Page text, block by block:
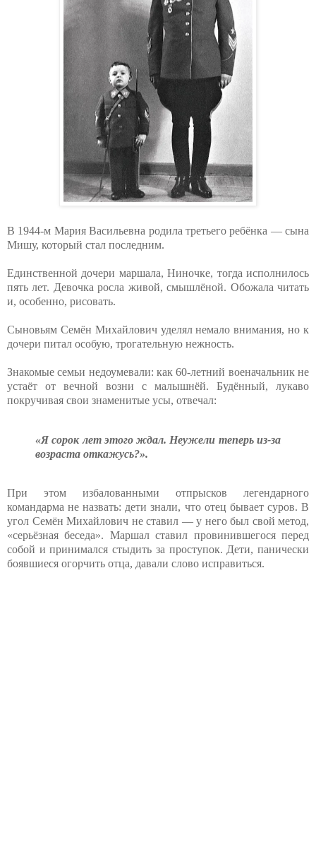
В 1944-м Мария Васильевна родила третьего ребёнка — сына
Мишу, который стал последним.
Единственной дочери маршала, Ниночке, тогда исполнилось
пять лет. Девочка росла живой, смышлёной. Обожала читать
и, особенно, рисовать.
Сыновьям Семён Михайлович уделял немало внимания, но к
дочери питал особую, трогательную нежность.
Знакомые семьи недоумевали: как 60-летний военачальник не
устаёт от вечной возни с малышнёй. Будённый, лукаво
покручивая свои знаменитые усы, отвечал:
«Я сорок лет этого ждал. Неужели теперь из-за
возраста откажусь?».
При этом избалованными отпрысков легендарного
командарма не назвать: дети знали, что отец бывает суров. В
угол Семён Михайлович не ставил — у него был свой метод,
«серьёзная беседа». Маршал ставил провинившегося перед
собой и принимался стыдить за проступок. Дети, панически
боявшиеся огорчить отца, давали слово исправиться.